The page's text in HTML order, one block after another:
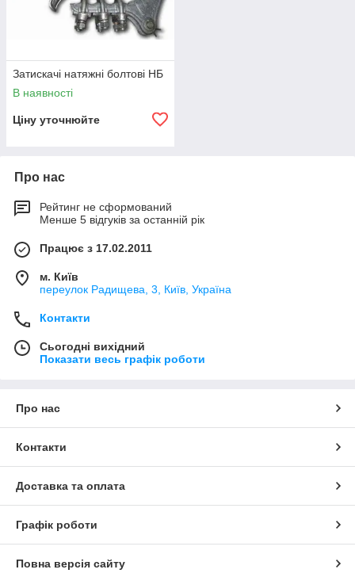
Затискачі натяжні болтові НБ
В наявності
Ціну уточнюйте
Про нас
Рейтинг не сформований
Менше 5 відгуків за останній рік
Працює з 17.02.2011
м. Київ
переулок Радищева, 3, Київ, Україна
Контакти
Сьогодні вихідний
Показати весь графік роботи
Про нас
Контакти
Доставка та оплата
Графік роботи
Повна версія сайту